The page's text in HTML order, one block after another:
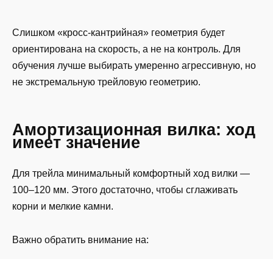
Слишком «кросс-кантрийная» геометрия будет
ориентирована на скорость, а не на контроль. Для
обучения лучше выбирать умеренно агрессивную, но
не экстремальную трейловую геометрию.
Амортизационная вилка: ход
имеет значение
Для трейла минимальный комфортный ход вилки —
100–120 мм. Этого достаточно, чтобы сглаживать
корни и мелкие камни.
Важно обратить внимание на: